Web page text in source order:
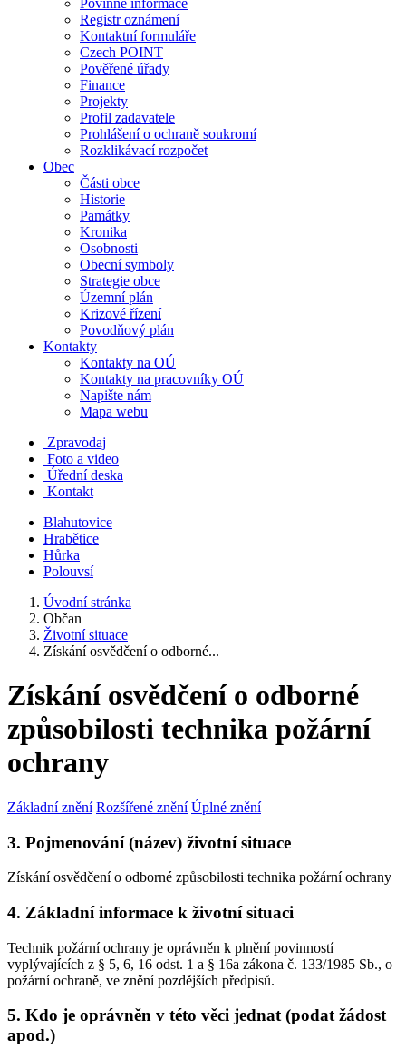
Povinné informace
Registr oznámení
Kontaktní formuláře
Czech POINT
Pověřené úřady
Finance
Projekty
Profil zadavatele
Prohlášení o ochraně soukromí
Rozklikávací rozpočet
Obec
Části obce
Historie
Památky
Kronika
Osobnosti
Obecní symboly
Strategie obce
Územní plán
Krizové řízení
Povodňový plán
Kontakty
Kontakty na OÚ
Kontakty na pracovníky OÚ
Napište nám
Mapa webu
Zpravodaj
Foto a video
Úřední deska
Kontakt
Blahutovice
Hrabětice
Hůrka
Polouvsí
Úvodní stránka
Občan
Životní situace
Získání osvědčení o odborné...
Získání osvědčení o odborné
způsobilosti technika požární
ochrany
Základní znění Rozšířené znění Úplné znění
3. Pojmenování (název) životní situace
Získání osvědčení o odborné způsobilosti technika požární ochrany
4. Základní informace k životní situaci
Technik požární ochrany je oprávněn k plnění povinností
vyplývajících z § 5, 6, 16 odst. 1 a § 16a zákona č. 133/1985 Sb., o
požární ochraně, ve znění pozdějších předpisů.
5. Kdo je oprávněn v této věci jednat (podat žádost
apod.)